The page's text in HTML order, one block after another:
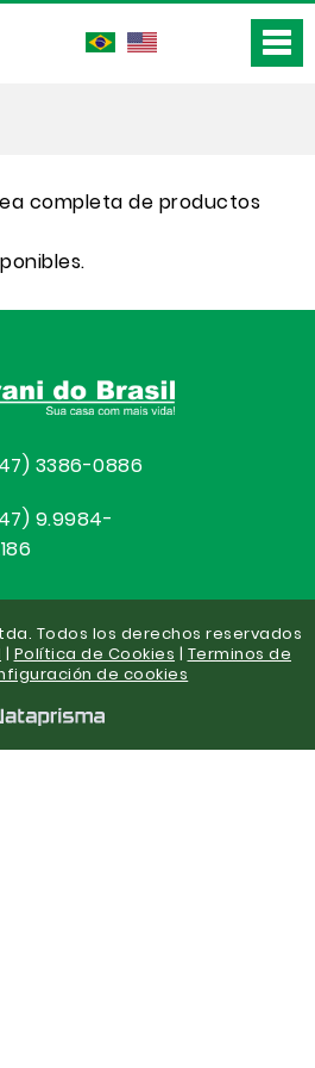
completa de productos
3386-0886
9.9984-
Todos los derechos reservados
| Política de Cookies | Terminos de
de cookies